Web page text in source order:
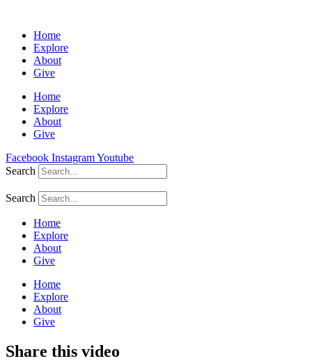
Home
Explore
About
Give
Home
Explore
About
Give
Facebook InstagramYoutube
Search
Search
Home
Explore
About
Give
Home
Explore
About
Give
Share this video